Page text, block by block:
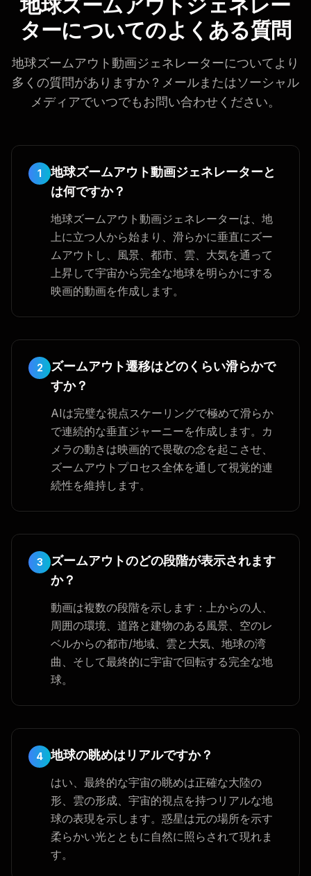
ターについてのよくある質問
地球ズームアウト動画ジェネレーターについてより
多くの質問がありますか？メールまたはソーシャル
メディアでいつでもお問い合わせください。
1
地球ズームアウト動画ジェネレーターと
は何ですか？
地球ズームアウト動画ジェネレーターは、地
上に立つ人から始まり、滑らかに垂直にズー
ムアウトし、風景、都市、雲、大気を通って
上昇して宇宙から完全な地球を明らかにする
映画的動画を作成します。
2
ズームアウト遷移はどのくらい滑らかで
すか？
AIは完璧な視点スケーリングで極めて滑らか
で連続的な垂直ジャーニーを作成します。カ
メラの動きは映画的で畏敬の念を起こさせ、
ズームアウトプロセス全体を通して視覚的連
続性を維持します。
3
ズームアウトのどの段階が表示されます
か？
動画は複数の段階を示します：上からの人、
周囲の環境、道路と建物のある風景、空のレ
ベルからの都市/地域、雲と大気、地球の湾
曲、そして最終的に宇宙で回転する完全な地
球。
4 地球の眺めはリアルですか？
はい、最終的な宇宙の眺めは正確な大陸の
形、雲の形成、宇宙的視点を持つリアルな地
球の表現を示します。惑星は元の場所を示す
柔らかい光とともに自然に照らされて現れま
す。